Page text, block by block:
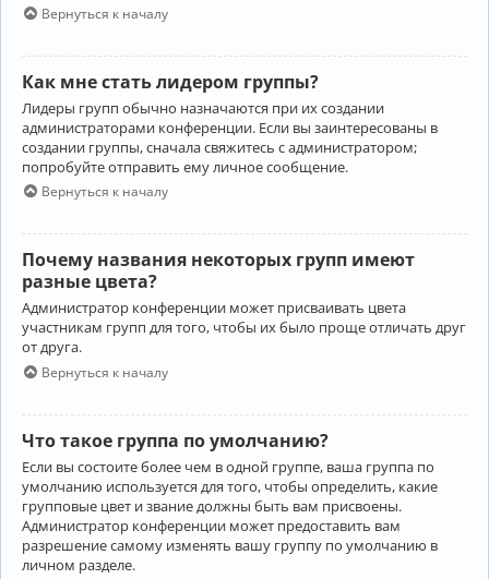
Вернуться к началу
Как мне стать лидером группы?
Лидеры групп обычно назначаются при их создании
администраторами конференции. Если вы заинтересованы в
создании группы, сначала свяжитесь с администратором;
попробуйте отправить ему личное сообщение.
Вернуться к началу
Почему названия некоторых групп имеют
разные цвета?
Администратор конференции может присваивать цвета
участникам групп для того, чтобы их было проще отличать друг
от друга.
Вернуться к началу
Что такое группа по умолчанию?
Если вы состоите более чем в одной группе, ваша группа по
умолчанию используется для того, чтобы определить, какие
групповые цвет и звание должны быть вам присвоены.
Администратор конференции может предоставить вам
разрешение самому изменять вашу группу по умолчанию в
личном разделе.